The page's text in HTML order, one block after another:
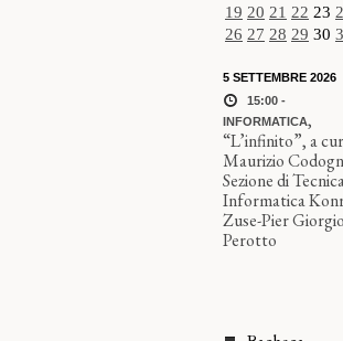
19 20 21 22 23
26 27 28 29 30
5 SETTEMBRE 2026
15:00 -
INFORMATICA,
“L’infinito”, a
Maurizio
Sezione di
Informatica
Zuse-Pier Giorgio
Perotto